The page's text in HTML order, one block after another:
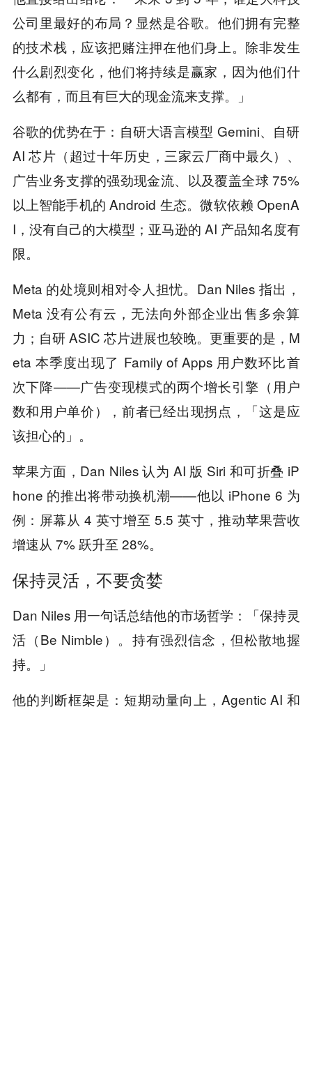
公司里最好的布局？显然是谷歌。他们拥有完整
的技术栈，应该把赌注押在他们身上。除非发生
什么剧烈变化，他们将持续是赢家，因为他们什
么都有，而且有巨大的现金流来支撑。」
谷歌的优势在于：自研大语言模型 Gemini、自研
AI 芯片（超过十年历史，三家云厂商中最久）、
广告业务支撑的强劲现金流、以及覆盖全球 75%
以上智能手机的 Android 生态。微软依赖 OpenA
I，没有自己的大模型；亚马逊的 AI 产品知名度有
限。
Meta 的处境则相对令人担忧。Dan Niles 指出，
Meta 没有公有云，无法向外部企业出售多余算
力；自研 ASIC 芯片进展也较晚。更重要的是，M
eta 本季度出现了 Family of Apps 用户数环比首
次下降——广告变现模式的两个增长引擎（用户
数和用户单价），前者已经出现拐点，「这是应
该担心的」。
苹果方面，Dan Niles 认为 AI 版 Siri 和可折叠 iP
hone 的推出将带动换机潮——他以 iPhone 6 为
例：屏幕从 4 英寸增至 5.5 英寸，推动苹果营收
增速从 7% 跃升至 28%。
保持灵活，不要贪婪
Dan Niles 用一句话总结他的市场哲学：「保持灵
活（Be Nimble）。持有强烈信念，但松散地握
持。」
他的判断框架是：短期动量向上，Agentic AI 和